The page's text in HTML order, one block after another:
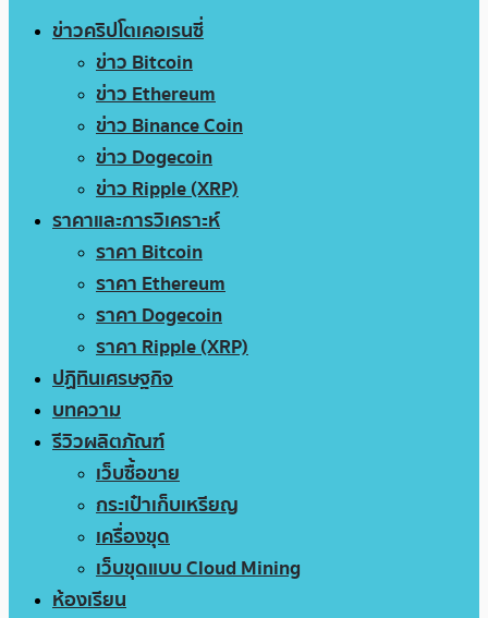
ข่าวคริปโตเคอเรนซี่
ข่าว Bitcoin
ข่าว Ethereum
ข่าว Binance Coin
ข่าว Dogecoin
ข่าว Ripple (XRP)
ราคาและการวิเคราะห์
ราคา Bitcoin
ราคา Ethereum
ราคา Dogecoin
ราคา Ripple (XRP)
ปฏิทินเศรษฐกิจ
บทความ
รีวิวผลิตภัณฑ์
เว็บซื้อขาย
กระเป๋าเก็บเหรียญ
เครื่องขุด
เว็บขุดแบบ Cloud Mining
ห้องเรียน